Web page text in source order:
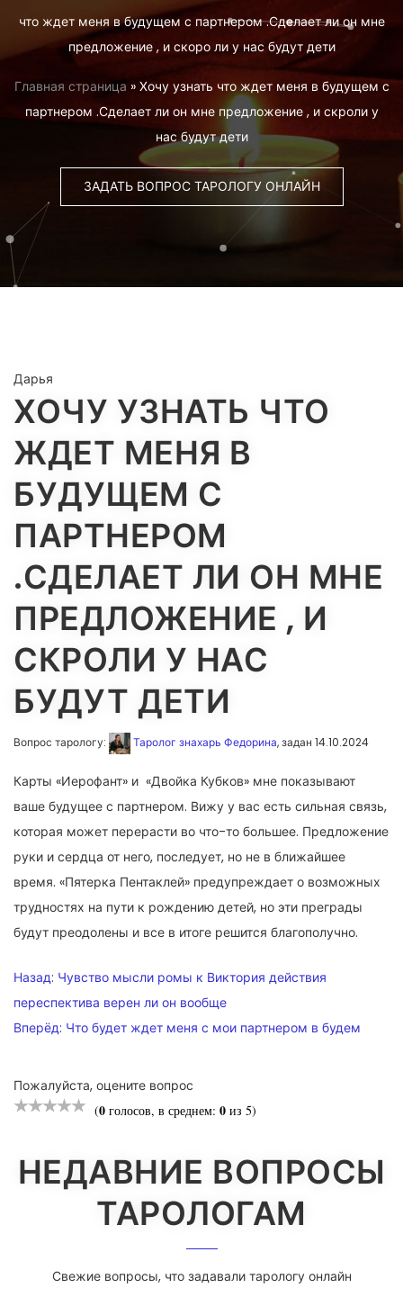
что ждет меня в будущем с партнером .Сделает ли он мне
предложение , и скоро ли у нас будут дети
Главная страница » Хочу узнать что ждет меня в будущем с
партнером .Сделает ли он мне предложение , и скроли у
нас будут дети
ЗАДАТЬ ВОПРОС ТАРОЛОГУ ОНЛАЙН
Дарья
ХОЧУ УЗНАТЬ ЧТО
ЖДЕТ МЕНЯ В
БУДУЩЕМ С
ПАРТНЕРОМ
.СДЕЛАЕТ ЛИ ОН МНЕ
ПРЕДЛОЖЕНИЕ , И
СКРОЛИ У НАС
БУДУТ ДЕТИ
Вопрос тарологу: Таролог знахарь Федорина, задан 14.10.2024
Карты «Иерофант» и «Двойка Кубков» мне показывают
ваше будущее с партнером. Вижу у вас есть сильная связь,
которая может перерасти во что-то большее. Предложение
руки и сердца от него, последует, но не в ближайшее
время. «Пятерка Пентаклей» предупреждает о возможных
трудностях на пути к рождению детей, но эти преграды
будут преодолены и все в итоге решится благополучно.
НАВИГАЦИЯ
ПО
ЗАПИСЯМ
Назад: Чувство мысли ромы к Виктория действия
переспектива верен ли он вообще
Вперёд: Что будет ждет меня с мои партнером в будем
Пожалуйста, оцените вопрос
(0 голосов, в среднем: 0 из 5)
НЕДАВНИЕ ВОПРОСЫ
ТАРОЛОГАМ
Свежие вопросы, что задавали тарологу онлайн